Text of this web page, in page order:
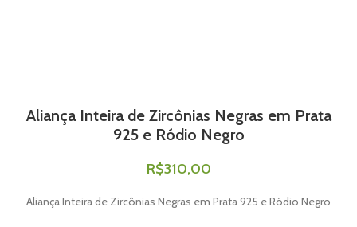
Aliança Inteira de Zircônias Negras em Prata
925 e Ródio Negro
R$310,00
Aliança Inteira de Zircônias Negras em Prata 925 e Ródio Negro